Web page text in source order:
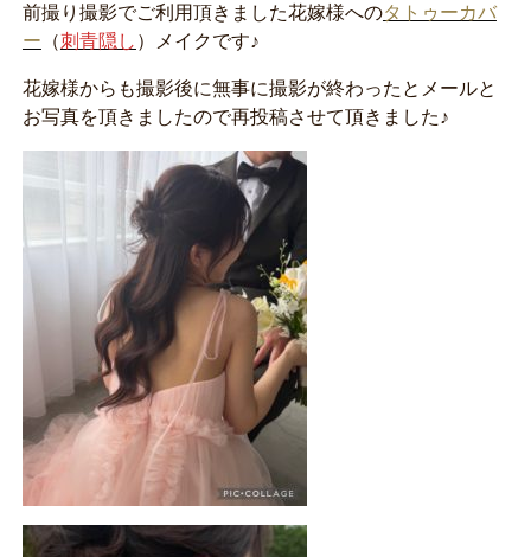
前撮り撮影でご利用頂きました花嫁様へのタトゥーカバ
ー （刺青隠し ）メイクです♪
花嫁様からも撮影後に無事に撮影が終わったとメールと
お写真を頂きましたので再投稿させて頂きました♪